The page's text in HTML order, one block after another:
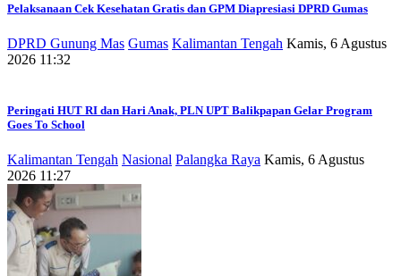
Pelaksanaan Cek Kesehatan Gratis dan GPM Diapresiasi DPRD Gumas
DPRD Gunung Mas Gumas Kalimantan Tengah Kamis, 6 Agustus
2026 11:32
Peringati HUT RI dan Hari Anak, PLN UPT Balikpapan Gelar Program
Goes To School
Kalimantan Tengah Nasional Palangka Raya Kamis, 6 Agustus
2026 11:27